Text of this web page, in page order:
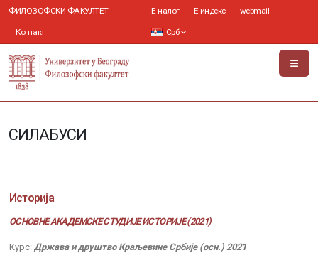
ФИЛОЗОФСКИ ФАКУЛТЕТ
Контакт
Е-налог Е-индекс webmail
Срб
СИЛАБУСИ
Историја
ОСНОВНЕ АКАДЕМСКЕ СТУДИЈЕ ИСТОРИЈЕ (2021)
Курс: Држава и друштво Краљевине Србије (осн.) 2021